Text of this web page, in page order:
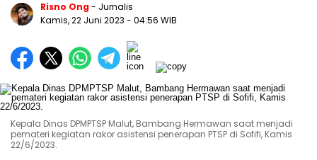
Risno Ong- Jurnalis
Kamis, 22 Juni 2023 - 04:56 WIB
Kepala Dinas DPMPTSP Malut, Bambang Hermawan saat menjadi
pemateri kegiatan rakor asistensi penerapan PTSP di Sofifi, Kamis
22/6/2023.